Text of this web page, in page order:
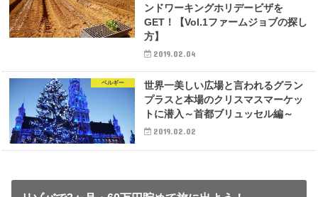
ンドワーキングホリデービザを
GET！【Vol.1ファームジョブの探し
⽅】
2019.02.04
ベルギー
世界一美しい広場と言われるグラン
プラスと本場のクリスマスマーケッ
トに潜入～首都ブリュッセル編～
2019.02.02